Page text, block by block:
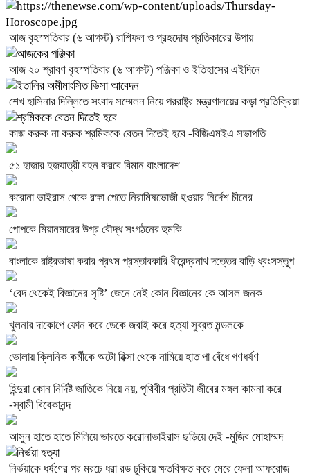
আজ বৃহস্পতিবার (৬ আগস্ট) রাশিফল ও গ্রহদোষ প্রতিকারের উপায়
আজ ২০ শ্রাবণ বৃহস্পতিবার (৬ আগস্ট) পঞ্জিকা ও ইতিহাসের এইদিনে
শেখ হাসিনার দিল্লিতে সংবাদ সম্মেলন নিয়ে পররাষ্ট্র মন্ত্রণালয়ের কড়া প্রতিক্রিয়া
কাজ করুক না করুক শ্রমিককে বেতন দিতেই হবে -বিজিএমইএ সভাপতি
৫১ হাজার হজযাত্রী বহন করবে বিমান বাংলাদেশ
করোনা ভাইরাস থেকে রক্ষা পেতে নিরামিষভোজী হওয়ার নির্দেশ চীনের
পোপকে মিয়ানমারের উগ্র বৌদ্ধ সংগঠনের হুমকি
বাংলাকে রাষ্ট্রভাষা করার প্রথম প্রস্তাবকারি ধীরেন্দ্রনাথ দত্তের বাড়ি ধ্বংসস্তূপ
‘বেদ থেকেই বিজ্ঞানের সৃষ্টি’ জেনে নেই কোন বিজ্ঞানের কে আসল জনক
খুলনার দাকোপে ফোন করে ডেকে জবাই করে হত্যা সুব্রত মন্ডলকে
ভোলায় ক্লিনিক কর্মীকে অটো রিক্সা থেকে নামিয়ে হাত পা বেঁধে গণধর্ষণ
হিন্দুরা কোন নির্দিষ্ট জাতিকে নিয়ে নয়, পৃথিবীর প্রতিটা জীবের মঙ্গল কামনা করে
-স্বামী বিবেকানন্দ
আসুন হাতে হাতে মিলিয়ে ভারতে করোনাভাইরাস ছড়িয়ে দেই -মুজিব মোহাম্মদ
নির্ভয়াকে ধর্ষণের পর মরচে ধরা রড ঢুকিয়ে ক্ষতবিক্ষত করে মেরে ফেলা আফরোজ